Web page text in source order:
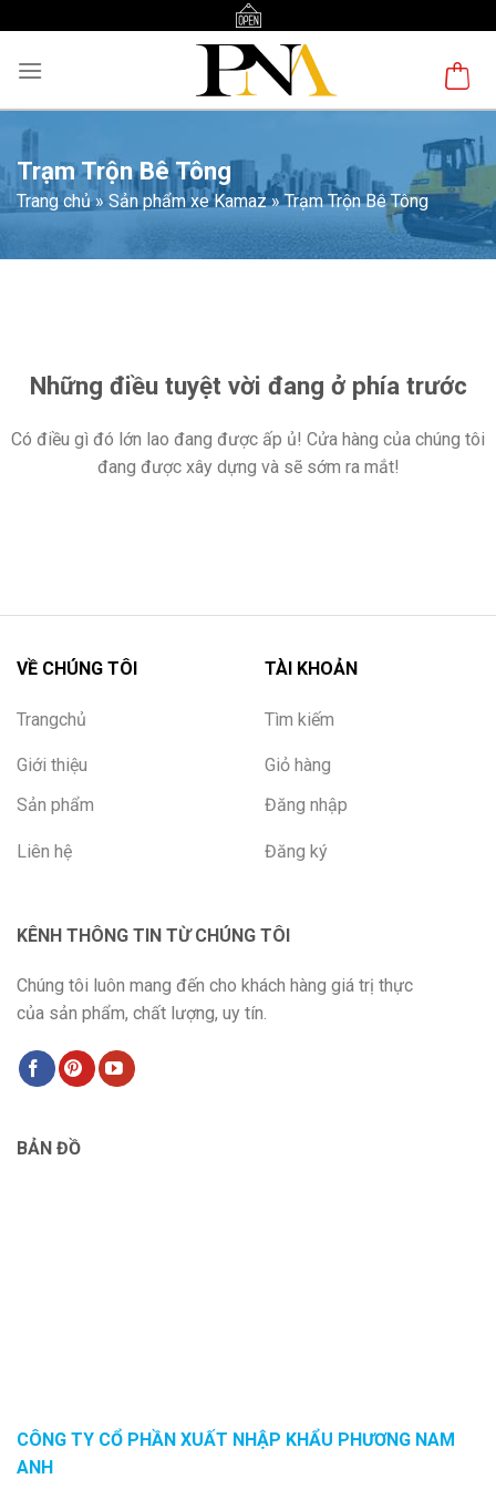
content
Trạm Trộn Bê Tông
Trang chủ» Sản phẩm xe Kamaz»Trạm Trộn Bê Tông
dungNhững điều tuyệt vời đang ở phía trước
Có điều gì đó lớn lao đang được ấp ủ! Cửa hàng của chúng tôi
đang được xây dựng và sẽ sớm ra mắt!
VỀ CHÚNG TÔI
Trangchủ
Giới thiệu
Sản phẩm
Liên hệ
TÀI KHOẢN
Tìm kiếm
Giỏ hàng
Đăng nhập
Đăng ký
KÊNH THÔNG TIN TỪ CHÚNG TÔI
Chúng tôi luôn mang đến cho khách hàng giá trị thực
của sản phẩm, chất lượng, uy tín.
BẢN ĐỒ
CÔNG TY CỔ PHẦN XUẤT NHẬP KHẨU PHƯƠNG NAM
ANH